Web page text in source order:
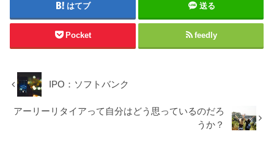
はてブ 送る
Pocket feedly
IPO：ソフトバンク
アーリーリタイアって自分はどう思っているのだろ
うか？